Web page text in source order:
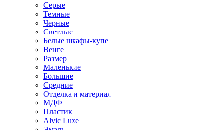
Серые
Темные
Черные
Светлые
Белые шкафы-купе
Венге
Размер
Маленькие
Большие
Средние
Отделка и материал
МДФ
Пластик
Alvic Luxe